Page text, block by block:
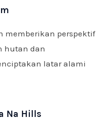
memberikan perspektif
hutan dan
latar alami
Na Hills